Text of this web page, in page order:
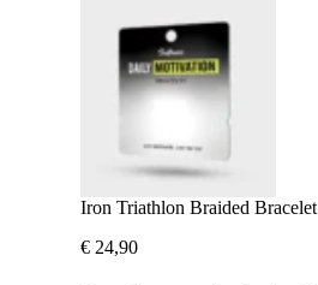
Iron Triathlon Braided Bracelet
€ 24,90